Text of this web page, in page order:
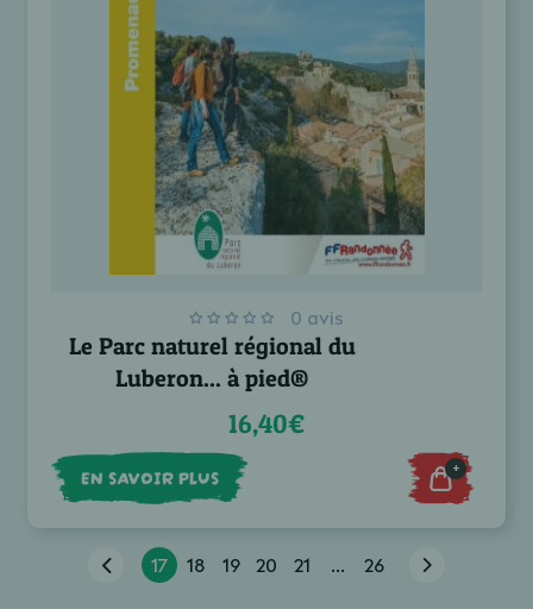
0 avis
Le Parc naturel régional du
Luberon... à pied®
16,40€
EN SAVOIR PLUS +
17 18 19 20 21 ... 26